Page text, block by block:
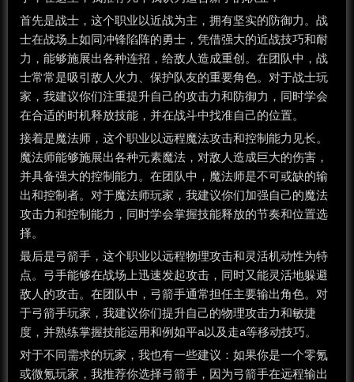
首先是战士，这个职业以近战为主，拥有坚实的防御力。战
士在战场上如同冲锋陷阵的勇士，凭借强大的近战技巧和耐
力，能够施展出各种连招，给敌人造成重创。在团队中，战
士常常是吸引敌人火力、保护队友的重要角色。对于战士玩
家，我建议你们注重提升自己的攻击力和防御力，同时学会
在合适的时机释放技能，并在战斗中找准自己的位置。
接着是魔法师，这个职业以远程魔法攻击和控制能力见长。
魔法师能够施展出各种元素魔法，对敌人造成巨大的伤害，
并具备强大的控制能力。在团队中，魔法师是不可或缺的输
出和控制者。对于魔法师玩家，我建议你们加强自己的魔法
攻击力和控制能力，同时学会掌握技能释放的节奏和位置选
择。
最后是弓箭手，这个职业以远程物理攻击和灵活机动性为特
点。弓手能够在战场上迅速发起攻击，同时又能灵活地躲避
敌人的攻击。在团队中，弓箭手通常担任主要输出角色。对
于弓箭手玩家，我建议你们提升自己的物理攻击力和敏捷
度，并熟练掌握技能运用和例如平a以及走a等移动技巧。
对于不同需求的玩家，我也有一些建议：如果你是一个零氪
或微氪玩家，我推荐你选择弓箭手，因为弓箭手在远程输出